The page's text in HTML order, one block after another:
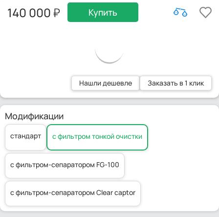
140 000 Купить
Нашли дешевле Заказать в 1 клик
Модификации
стандарт с фильтром тонкой очистки
c фильтром-сепаратором FG-100
c фильтром-сепаратором Clear captor